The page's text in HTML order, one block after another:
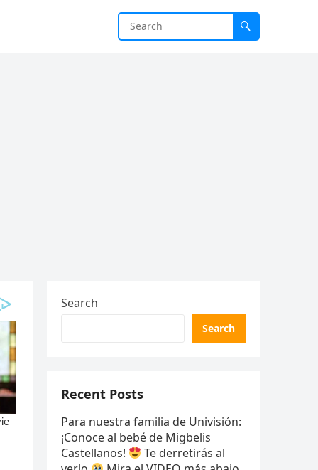
Search
Search
Recent Posts
Para nuestra familia de Univisión:
¡Conoce al bebé de Migbelis
Castellanos!
Te derretirás al